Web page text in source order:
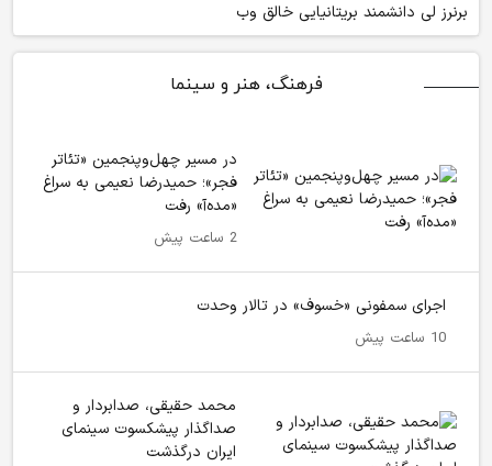
برنرز لی دانشمند بریتانیایی خالق وب
فرهنگ، هنر و سینما
در مسیر چهل‌وپنجمین «تئاتر
فجر»؛ حمیدرضا نعیمی به سراغ
«مده‌آ» رفت
2 ساعت پیش
اجرای سمفونی «خسوف» در تالار وحدت
10 ساعت پیش
محمد حقیقی، صدابردار و
صداگذار پیشکسوت سینمای
ایران درگذشت